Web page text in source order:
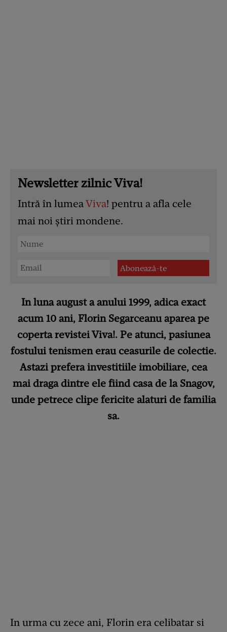
Newsletter zilnic Viva!
Intră în lumeaViva! pentru a afla cele
mai noi știri mondene.
In luna august a anului 1999, adica exact
acum 10 ani, Florin Segarceanu aparea pe
coperta revistei Viva!. Pe atunci, pasiunea
fostului tenismen erau ceasurile de colectie.
Astazi prefera investitiile imobiliare, cea
mai draga dintre ele fiind casa de la Snagov,
unde petrece clipe fericite alaturi de familia
sa.
In urma cu zece ani, Florin era celibatar si